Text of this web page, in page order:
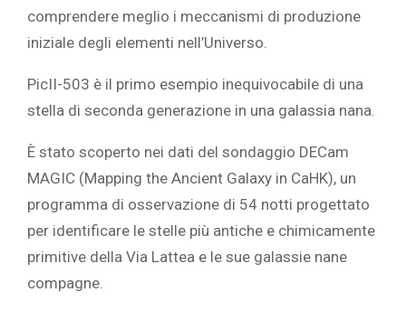
comprendere meglio i meccanismi di produzione
iniziale degli elementi nell’Universo.
PicII-503 è il primo esempio inequivocabile di una
stella di seconda generazione in una galassia nana.
È stato scoperto nei dati del sondaggio DECam
MAGIC (Mapping the Ancient Galaxy in CaHK), un
programma di osservazione di 54 notti progettato
per identificare le stelle più antiche e chimicamente
primitive della Via Lattea e le sue galassie nane
compagne.